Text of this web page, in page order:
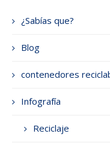
¿Sabías que?
Blog
contenedores
Infografía
Reciclaje